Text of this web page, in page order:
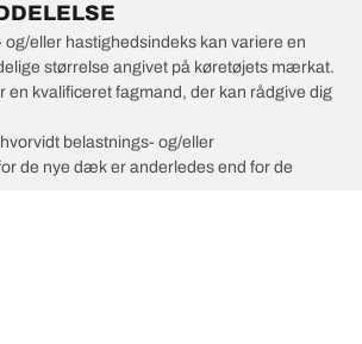
og/eller hastighedsindeks kan variere en
størrelse angivet på køretøjets mærkat.
kvalificeret fagmand, der kan rådgive dig
belastnings- og/eller
de nye dæk er anderledes end for de